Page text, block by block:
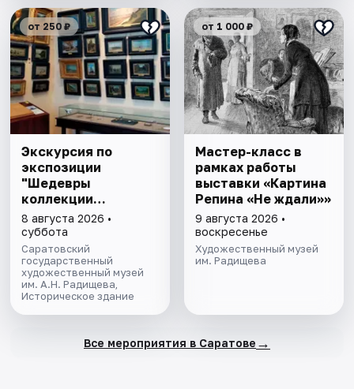
от 250 ₽
Экскурсия по
экспозиции
"Шедевры
коллекции
Радищевского
музея"
8 августа 2026 •
суббота
Саратовский
государственный
художественный музей
им. А.Н. Радищева,
Историческое здание
от 1 000 ₽
Мастер-класс в
рамках работы
выставки «Картина
Репина «Не ждали»»
9 августа 2026 •
воскресенье
Художественный музей
им. Радищева
Все мероприятия в Саратове →